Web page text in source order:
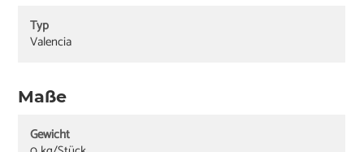
Typ
Valencia
Maße
Gewicht